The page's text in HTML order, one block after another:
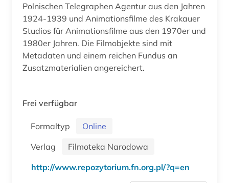
Polnischen Telegraphen Agentur aus den Jahren
1924-1939 und Animationsfilme des Krakauer
Studios für Animationsfilme aus den 1970er und
1980er Jahren. Die Filmobjekte sind mit
Metadaten und einem reichen Fundus an
Zusatzmaterialien angereichert.
Frei verfügbar
Formaltyp
Online
Verlag
Filmoteka Narodowa
http://www.repozytorium.fn.org.pl/?q=en